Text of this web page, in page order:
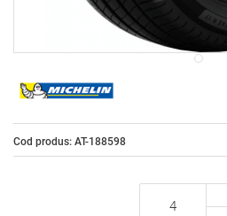
Cod produs: AT-188598